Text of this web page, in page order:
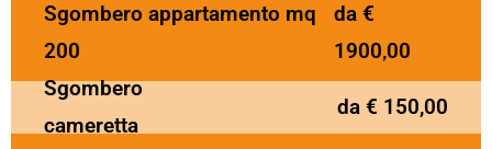
Sgombero appartamento mq
200
da €
1900,00
Sgombero
cameretta
da € 150,00